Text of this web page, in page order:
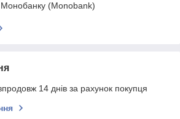
(Monobank)
14 днів за рахунок покупця